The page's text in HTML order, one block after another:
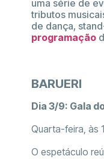
uma série de
tributos
de dança,
programação
BARUERI
Dia 3/9: Gala
Quarta-feira, às
O espetáculo